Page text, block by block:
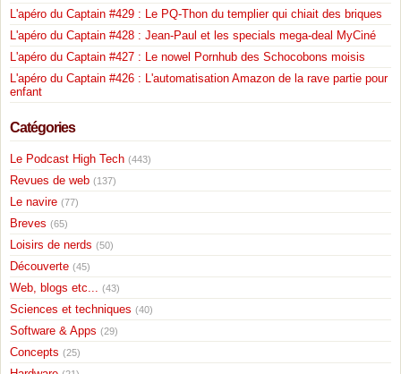
L'apéro du Captain #429 : Le PQ-Thon du templier qui chiait des briques
L'apéro du Captain #428 : Jean-Paul et les specials mega-deal MyCiné
L'apéro du Captain #427 : Le nowel Pornhub des Schocobons moisis
L'apéro du Captain #426 : L'automatisation Amazon de la rave partie pour
enfant
Catégories
Le Podcast High Tech (443)
Revues de web (137)
Le navire (77)
Breves (65)
Loisirs de nerds (50)
Découverte (45)
Web, blogs etc... (43)
Sciences et techniques (40)
Software & Apps (29)
Concepts (25)